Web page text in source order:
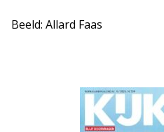
Beeld: Allard Faas